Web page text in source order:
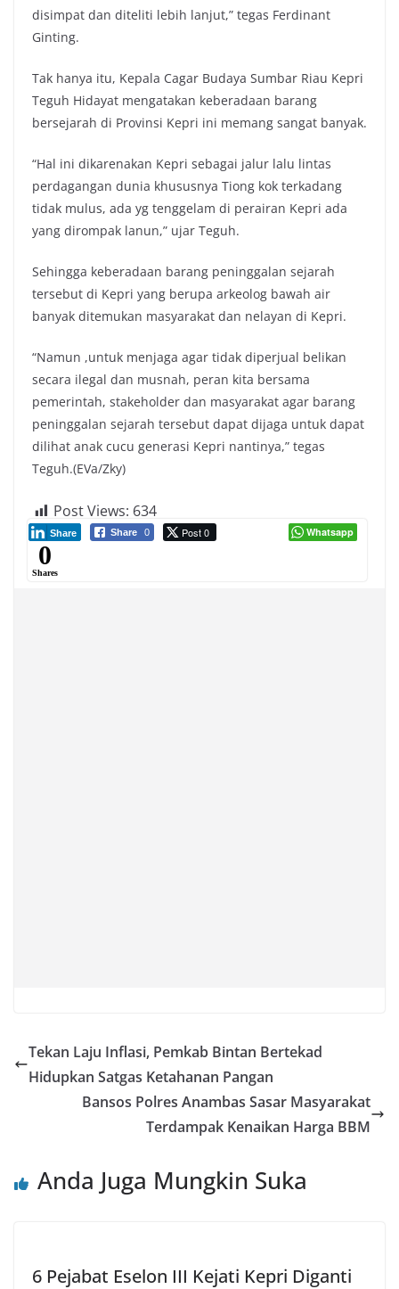
disimpat dan diteliti lebih lanjut,” tegas Ferdinant
Ginting.
Tak hanya itu, Kepala Cagar Budaya Sumbar Riau Kepri
Teguh Hidayat mengatakan keberadaan barang
bersejarah di Provinsi Kepri ini memang sangat banyak.
“Hal ini dikarenakan Kepri sebagai jalur lalu lintas
perdagangan dunia khususnya Tiong kok terkadang
tidak mulus, ada yg tenggelam di perairan Kepri ada
yang dirompak lanun,” ujar Teguh.
Sehingga keberadaan barang peninggalan sejarah
tersebut di Kepri yang berupa arkeolog bawah air
banyak ditemukan masyarakat dan nelayan di Kepri.
“Namun ,untuk menjaga agar tidak diperjual belikan
secara ilegal dan musnah, peran kita bersama
pemerintah, stakeholder dan masyarakat agar barang
peninggalan sejarah tersebut dapat dijaga untuk dapat
dilihat anak cucu generasi Kepri nantinya,” tegas
Teguh.(EVa/Zky)
Post Views: 634
Share 0 Post 0
Share Whatsapp
0
Shares
Tekan Laju Inflasi, Pemkab Bintan Bertekad
Hidupkan Satgas Ketahanan Pangan
Bansos Polres Anambas Sasar Masyarakat
Terdampak Kenaikan Harga BBM
Anda Juga Mungkin Suka
6 Pejabat Eselon III Kejati Kepri Diganti